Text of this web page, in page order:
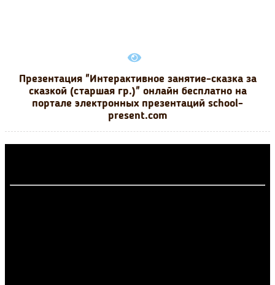
Презентация "Интерактивное занятие-сказка за
сказкой (старшая гр.)" онлайн бесплатно на
портале электронных презентаций school-
present.com